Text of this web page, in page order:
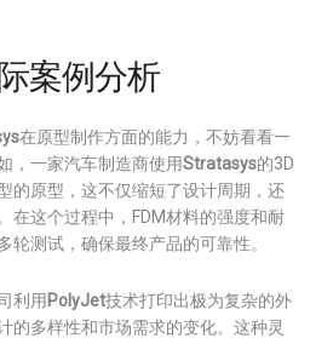
案例分析
在原型制作方面的能力，不妨看看一
，一家汽车制造商使用Stratasys的3D
的原型，这不仅缩短了设计周期，还
在这个过程中，FDM材料的强度和耐
轮测试，确保最终产品的可靠性。
利用 PolyJet技术打印出极为复杂的外
的多样性和市场需求的变化。这种灵